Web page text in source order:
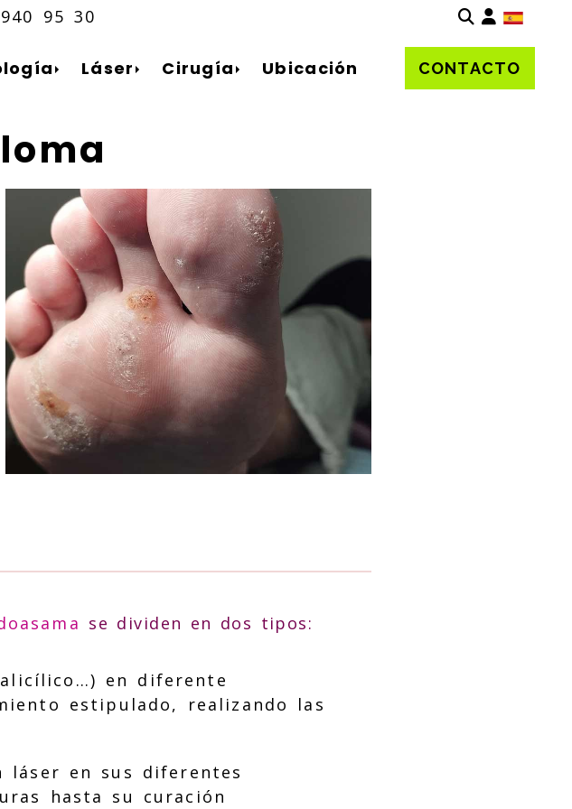
95 30
Láser Cirugía Ubicación CONTACTO
se dividen en dos tipos:
en diferente
estipulado, realizando las
láser en sus diferentes
hasta su curación